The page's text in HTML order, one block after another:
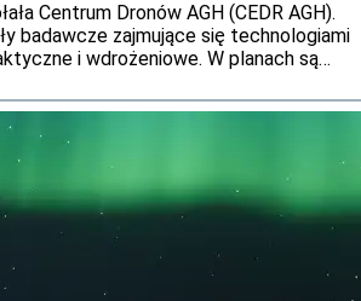
Centrum Dronów AGH (CEDR AGH).
badawcze zajmujące się technologiami
i wdrożeniowe. W planach są